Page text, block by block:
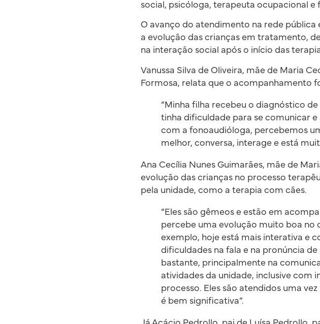
social, psicóloga, terapeuta ocupacional e
O avanço do atendimento na rede
a evolução das crianças em tratamento,
na interação social após o início das
Vanussa Silva de Oliveira, mãe de Maria
Formosa, relata que o acompanhamento
“Minha filha recebeu o diagnóstico
tinha dificuldade para se comunicar
com a fonoaudióloga, percebemos
melhor, conversa, interage e está
Ana Cecília Nunes Guimarães, mãe de
evolução das crianças no processo
pela unidade, como a terapia com cães.
“Eles são gêmeos e estão em
percebe uma evolução muito boa no
exemplo, hoje está mais interativa e
dificuldades na fala e na pronúncia
bastante, principalmente na
atividades da unidade, inclusive com
processo. Eles são atendidos uma
é bem significativa”.